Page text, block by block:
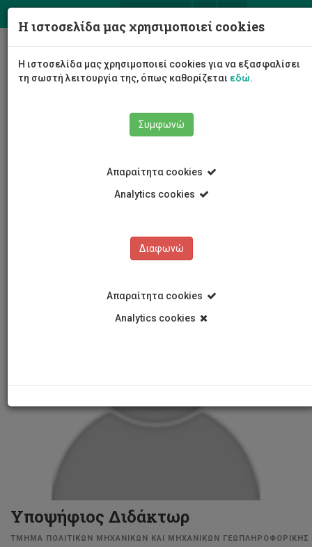
Σχολή Μηχανικής και Τεχνολογίας
Τμήμα Πολιτικών Μηχανικών και Μηχανικών
Γεώργιος Βασίλας
Γεώργιος Βασίλας
Υποψήφιος Διδάκτωρ
ΤΜΗΜΑ ΠΟΛΙΤΙΚΩΝ ΜΗΧΑΝΙΚΩΝ ΚΑΙ ΜΗΧΑΝΙΚΩΝ ΓΕΩΠΛΗΡΟΦΟΡΙΚΗΣ
Η ιστοσελίδα μας χρησιμοποιεί cookies
Η ιστοσελίδα μας χρησιμοποιεί cookies για να εξασφαλίσει
τη σωστή λειτουργία της, όπως καθορίζεται εδώ.
Συμφωνώ
Απαραίτητα cookies
Analytics cookies
Διαφωνώ
Απαραίτητα cookies
Analytics cookies